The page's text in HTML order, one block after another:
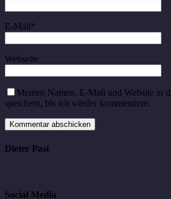
E-Mail*
Webseite
Meinen Namen, E-Mail und Website in
speichern, bis ich wieder kommentiere.
Dieter Past
Social Media